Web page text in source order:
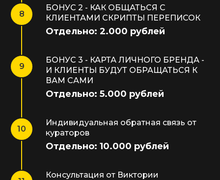
БОНУС 2 - КАК ОБЩАТЬСЯ С
КЛИЕНТАМИ СКРИПТЫ ПЕРЕПИСОК
Отдельно: 2.000 рублей
БОНУС 3 - КАРТА ЛИЧНОГО БРЕНДА -
И КЛИЕНТЫ БУДУТ ОБРАЩАТЬСЯ К
ВАМ САМИ
Отдельно: 5.000 рублей
Индивидуальная обратная связь от
кураторов
Отдельно: 10.000 рублей
Консультация от Виктории